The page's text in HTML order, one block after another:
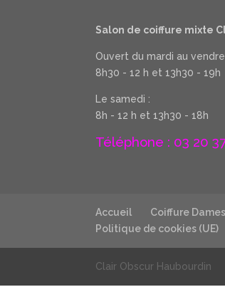
Salon de coiffure mixte
Ouvert du mardi au
8h30 - 12 h et 13h30 - 19h
Le samedi :
8h - 12 h et 13h30 - 18h
Téléphone : 03 20
Accueil Coiffure Dames
Politique de cookies (UE)
Clair Obscur Haubourdin